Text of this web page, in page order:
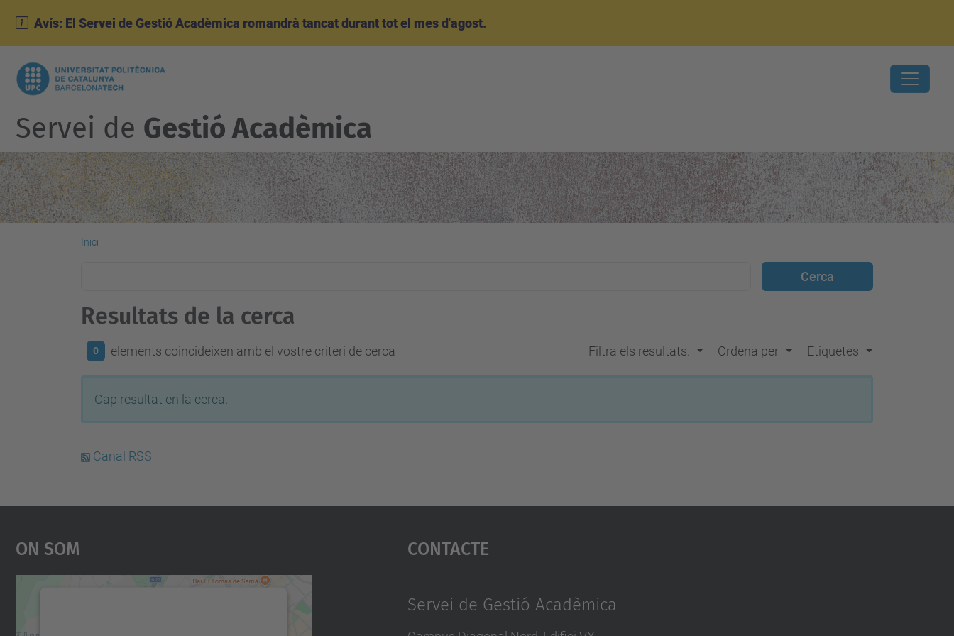
Avís: El Servei de Gestió Acadèmica romandrà tancat durant tot el mes d'agost.
Servei de Gestió Acadèmica
Inici
Resultats de la cerca
0 elements coincideixen amb el vostre criteri de cerca Filtra els resultats. Ordena per Etiquetes
Cap resultat en la cerca.
Canal RSS
On Som Contacte
Servei de Gestió Acadèmica